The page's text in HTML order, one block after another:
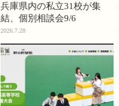
兵庫県内の私立31校が集
結、個別相談会9/6
2026.7.28